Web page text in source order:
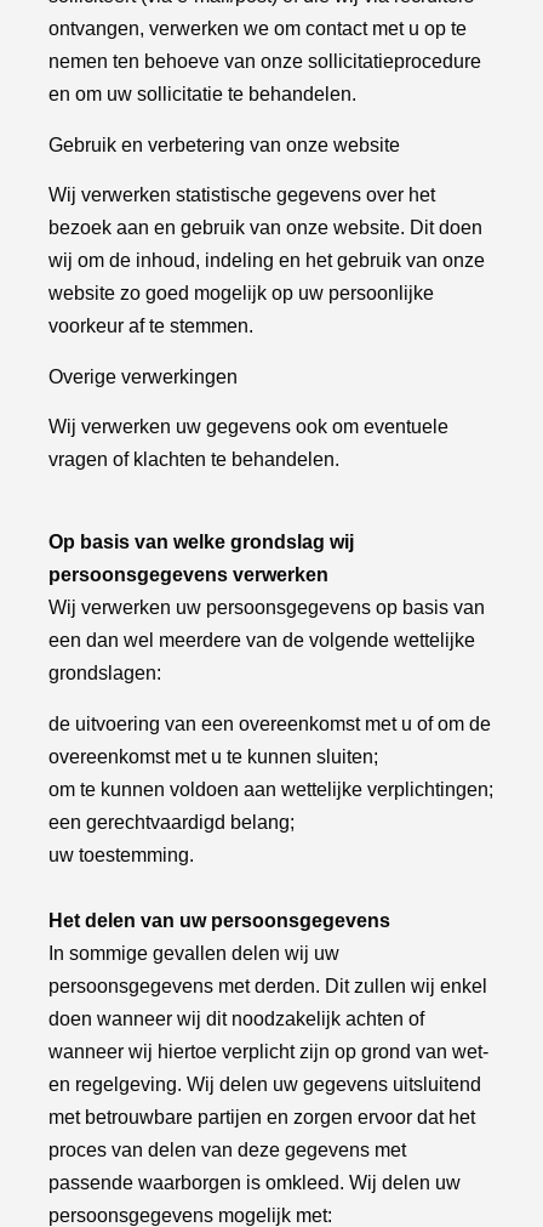
ontvangen, verwerken we om contact met u op te
nemen ten behoeve van onze sollicitatieprocedure
en om uw sollicitatie te behandelen.
Gebruik en verbetering van onze website
Wij verwerken statistische gegevens over het
bezoek aan en gebruik van onze website. Dit doen
wij om de inhoud, indeling en het gebruik van onze
website zo goed mogelijk op uw persoonlijke
voorkeur af te stemmen.
Overige verwerkingen
Wij verwerken uw gegevens ook om eventuele
vragen of klachten te behandelen.
Op basis van welke grondslag wij
persoonsgegevens verwerken
Wij verwerken uw persoonsgegevens op basis van
een dan wel meerdere van de volgende wettelijke
grondslagen:
de uitvoering van een overeenkomst met u of om de
overeenkomst met u te kunnen sluiten;
om te kunnen voldoen aan wettelijke verplichtingen;
een gerechtvaardigd belang;
uw toestemming.
Het delen van uw persoonsgegevens
In sommige gevallen delen wij uw
persoonsgegevens met derden. Dit zullen wij enkel
doen wanneer wij dit noodzakelijk achten of
wanneer wij hiertoe verplicht zijn op grond van wet-
en regelgeving. Wij delen uw gegevens uitsluitend
met betrouwbare partijen en zorgen ervoor dat het
proces van delen van deze gegevens met
passende waarborgen is omkleed. Wij delen uw
persoonsgegevens mogelijk met: